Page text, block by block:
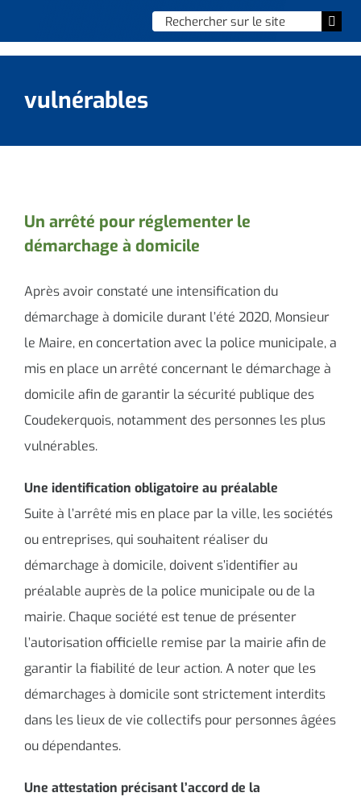
Chercher
:
Vie municipale
Culture et loisirs
Social & solidarité
Contacter le maire
vulnérables
Un arrêté pour réglementer le
démarchage à domicile
Après avoir constaté une intensification du
démarchage à domicile durant l’été 2020, Monsieur
le Maire, en concertation avec la police municipale, a
mis en place un arrêté concernant le démarchage à
domicile afin de garantir la sécurité publique des
Coudekerquois, notamment des personnes les plus
vulnérables.
Une identification obligatoire au préalable
Suite à l’arrêté mis en place par la ville, les sociétés
ou entreprises, qui souhaitent réaliser du
démarchage à domicile, doivent s’identifier au
préalable auprès de la police municipale ou de la
mairie. Chaque société est tenue de présenter
l’autorisation officielle remise par la mairie afin de
garantir la fiabilité de leur action. A noter que les
démarchages à domicile sont strictement interdits
dans les lieux de vie collectifs pour personnes âgées
ou dépendantes.
Une attestation précisant l’accord de la